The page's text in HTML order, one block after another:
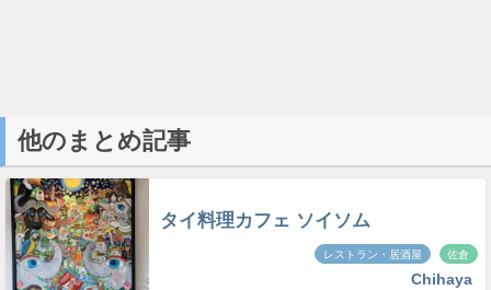
他のまとめ記事
タイ料理カフェ ソイソム
レストラン・居酒屋 佐倉
Chihaya